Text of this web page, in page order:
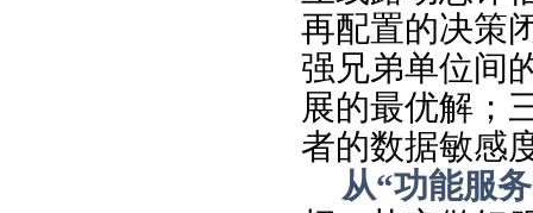
再配置的决策
强兄弟单位间
展的最优解；
者的数据敏感
从“功能服